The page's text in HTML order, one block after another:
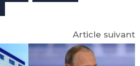
Article suivant